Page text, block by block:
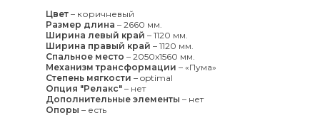
Цвет – коричневый
Размер длина – 2660 мм.
Ширина левый край – 1120 мм.
Ширина правый край – 1120 мм.
Спальное место – 2050x1560 мм.
Механизм трансформации – «Пума»
Степень мягкости – optimal
Опция "Релакс" – нет
Дополнительные элементы – нет
Опоры – есть